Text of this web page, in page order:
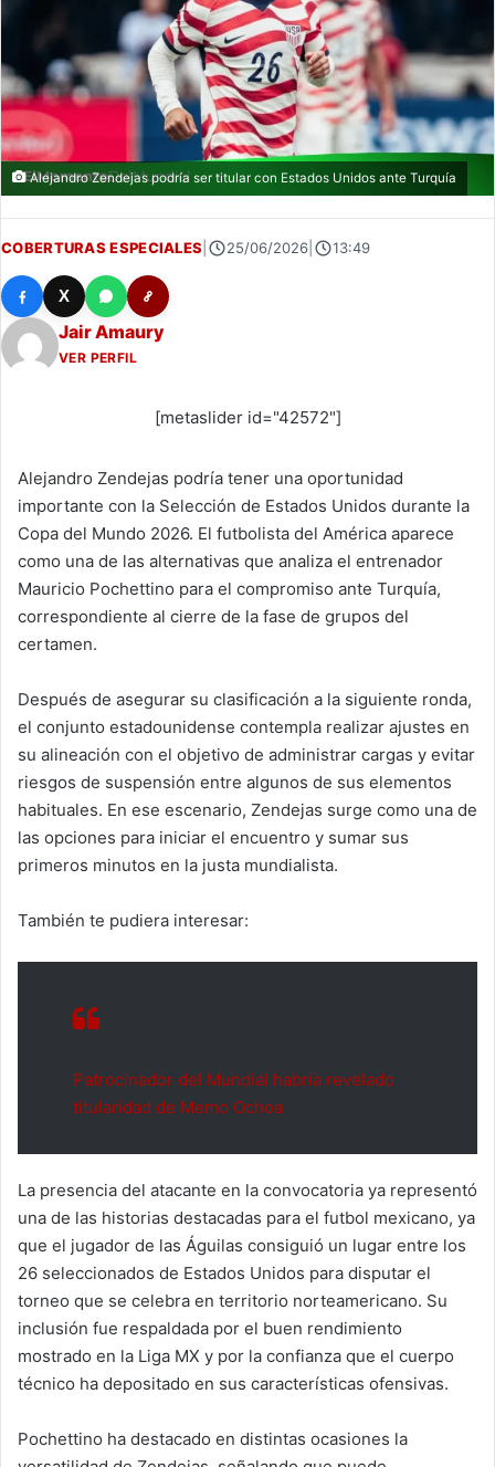
Alejandro Zendejas podría ser titular con Estados Unidos ante Turquía
COBERTURAS ESPECIALES 25/06/2026 13:49
X
Jair Amaury
VER PERFIL
[metaslider id="42572"]
Alejandro Zendejas podría tener una oportunidad
importante con la Selección de Estados Unidos durante la
Copa del Mundo 2026. El futbolista del América aparece
como una de las alternativas que analiza el entrenador
Mauricio Pochettino para el compromiso ante Turquía,
correspondiente al cierre de la fase de grupos del
certamen.
Después de asegurar su clasificación a la siguiente ronda,
el conjunto estadounidense contempla realizar ajustes en
su alineación con el objetivo de administrar cargas y evitar
riesgos de suspensión entre algunos de sus elementos
habituales. En ese escenario, Zendejas surge como una de
las opciones para iniciar el encuentro y sumar sus
primeros minutos en la justa mundialista.
También te pudiera interesar:
Patrocinador del Mundial habría revelado
titularidad de Memo Ochoa
La presencia del atacante en la convocatoria ya representó
una de las historias destacadas para el futbol mexicano, ya
que el jugador de las Águilas consiguió un lugar entre los
26 seleccionados de Estados Unidos para disputar el
torneo que se celebra en territorio norteamericano. Su
inclusión fue respaldada por el buen rendimiento
mostrado en la Liga MX y por la confianza que el cuerpo
técnico ha depositado en sus características ofensivas.
Pochettino ha destacado en distintas ocasiones la